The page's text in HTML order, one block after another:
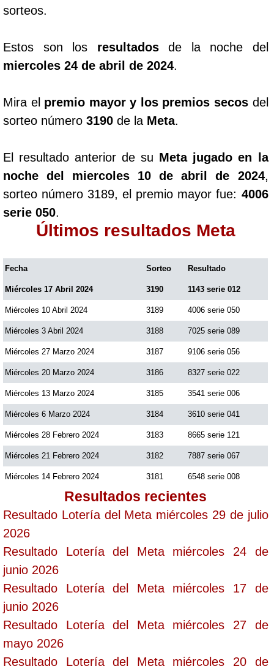
sorteos.
Estos son los resultadosde la noche del
miercoles 24 de abril de 2024.
Mira el premio mayor y los premios secosdel
sorteo número 3190 de la Meta.
El resultado anterior de su Meta jugado en la
noche del miercoles 10 de abril de 2024,
sorteo número 3189, el premio mayor fue: 4006
serie 050.
Últimos resultados Meta
Fecha Sorteo Resultado
Miércoles 17 Abril 2024 3190 1143 serie 012
Miércoles 10 Abril 2024 3189 4006 serie 050
Miércoles 3 Abril 2024 3188 7025 serie 089
Miércoles 27 Marzo 2024 3187 9106 serie 056
Miércoles 20 Marzo 2024 3186 8327 serie 022
Miércoles 13 Marzo 2024 3185 3541 serie 006
Miércoles 6 Marzo 2024 3184 3610 serie 041
Miércoles 28 Febrero 2024 3183 8665 serie 121
Miércoles 21 Febrero 2024 3182 7887 serie 067
Miércoles 14 Febrero 2024 3181 6548 serie 008
Resultados recientes
Resultado Lotería del Meta miércoles 29 de julio
2026
Resultado Lotería del Meta miércoles 24 de
junio 2026
Resultado Lotería del Meta miércoles 17 de
junio 2026
Resultado Lotería del Meta miércoles 27 de
mayo 2026
Resultado Lotería del Meta miércoles 20 de